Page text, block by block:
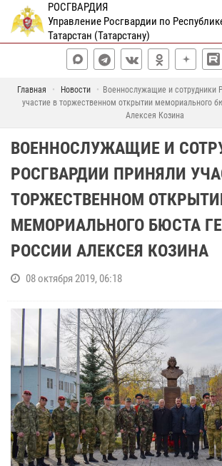
РОСГВАРДИЯ
Управление Росгвардии по
Татарстан (Татарстану)
Главная Новости
Военнослужащие и сотрудники
участие в торжественном открытии мемориального
Алексея Козина
ВОЕННОСЛУЖАЩИЕ И
РОСГВАРДИИ ПРИНЯЛИ
ТОРЖЕСТВЕННОМ
МЕМОРИАЛЬНОГО БЮСТА
РОССИИ АЛЕКСЕЯ КОЗИНА
08 октября 2019, 06:18